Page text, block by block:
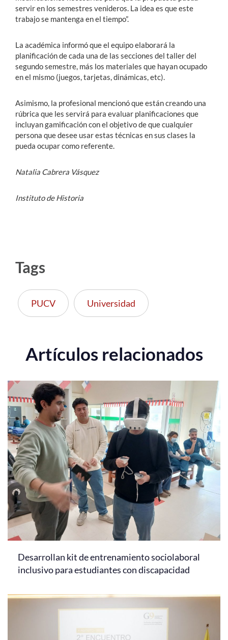
servir en los semestres venideros. La idea es que este
trabajo se mantenga en el tiempo”.
La académica informó que el equipo elaborará la
planificación de cada una de las secciones del taller del
segundo semestre, más los materiales que hayan ocupado
en el mismo (juegos, tarjetas, dinámicas, etc).
Asimismo, la profesional mencionó que están creando una
rúbrica que les servirá para evaluar planificaciones que
incluyan gamificación con el objetivo de que cualquier
persona que desee usar estas técnicas en sus clases la
pueda ocupar como referente.
Natalia Cabrera Vásquez
Instituto de Historia
Tags
PUCV Universidad
Artículos relacionados
Desarrollan kit de entrenamiento sociolaboral
inclusivo para estudiantes con discapacidad